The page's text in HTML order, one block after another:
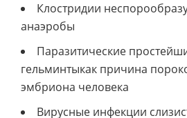
Клостридии
анаэробы
Паразитические
гельминтыкак причина
эмбриона человека
Вирусные инфекции